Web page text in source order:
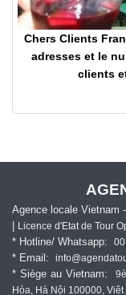
Chers Clients
adresses et le
clients
Agence locale Vietnam
Licence d'Etat de Tour
* Hotline/ Whatsapp:
* Email:
* Siège au Vietnam:
Hòa, Hà Nội 100000, Viêt